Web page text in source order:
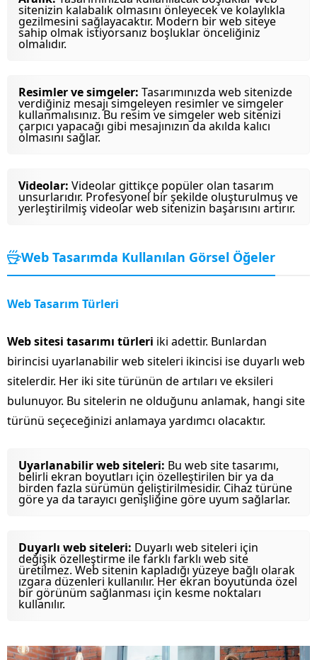
sitenizin kalabalık olmasını önleyecek ve kolaylıkla
gezilmesini sağlayacaktır. Modern bir web siteye
sahip olmak istiyorsanız boşluklar önceliğiniz
olmalıdır.
Resimler ve simgeler: Tasarımınızda web sitenizde
verdiğiniz mesajı simgeleyen resimler ve simgeler
kullanmalısınız. Bu resim ve simgeler web sitenizi
çarpıcı yapacağı gibi mesajınızın da akılda kalıcı
olmasını sağlar.
Videolar: Videolar gittikçe popüler olan tasarım
unsurlarıdır. Profesyonel bir şekilde oluşturulmuş ve
yerleştirilmiş videolar web sitenizin başarısını artırır.
Web Tasarımda Kullanılan Görsel Öğeler
Web Tasarım Türleri
Web sitesi tasarımı türleri iki adettir. Bunlardan
birincisi uyarlanabilir web siteleri ikincisi ise duyarlı web
sitelerdir. Her iki site türünün de artıları ve eksileri
bulunuyor. Bu sitelerin ne olduğunu anlamak, hangi site
türünü seçeceğinizi anlamaya yardımcı olacaktır.
Uyarlanabilir web siteleri: Bu web site tasarımı,
belirli ekran boyutları için özelleştirilen bir ya da
birden fazla sürümün geliştirilmesidir. Cihaz türüne
göre ya da tarayıcı genişliğine göre uyum sağlarlar.
Duyarlı web siteleri: Duyarlı web siteleri için
değişik özelleştirme ile farklı farklı web site
üretilmez. Web sitenin kapladığı yüzeye bağlı olarak
ızgara düzenleri kullanılır. Her ekran boyutunda özel
bir görünüm sağlanması için kesme noktaları
kullanılır.